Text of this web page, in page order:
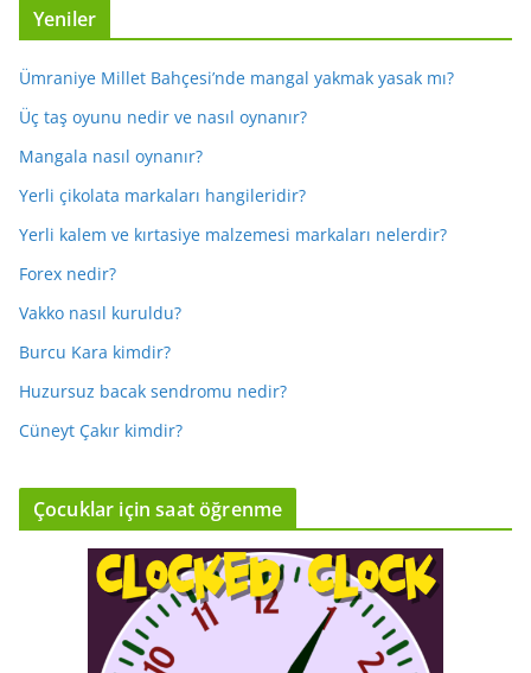
Yeniler
Ümraniye Millet Bahçesi’nde mangal yakmak yasak mı?
Üç taş oyunu nedir ve nasıl oynanır?
Mangala nasıl oynanır?
Yerli çikolata markaları hangileridir?
Yerli kalem ve kırtasiye malzemesi markaları nelerdir?
Forex nedir?
Vakko nasıl kuruldu?
Burcu Kara kimdir?
Huzursuz bacak sendromu nedir?
Cüneyt Çakır kimdir?
Çocuklar için saat öğrenme